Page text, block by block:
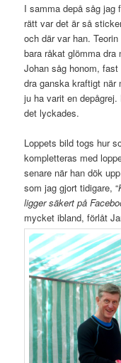
I samma depå såg
rätt var det är så
och där var han.
bara råkat glömma dra
Johan såg honom,
dra ganska kraftigt
ju ha varit en
det lyckades.
Loppets bild togs hur
kompletteras med
senare när han dök
som jag gjort tidigare, “
ligger säkert på
mycket ibland, förlåt